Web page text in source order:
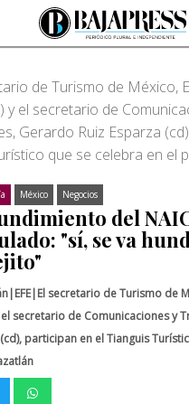
México Negocios
del
"sí, se va
secretario de Turismo de
secretario de Comunicaciones y
(cd), participan en el Tianguis